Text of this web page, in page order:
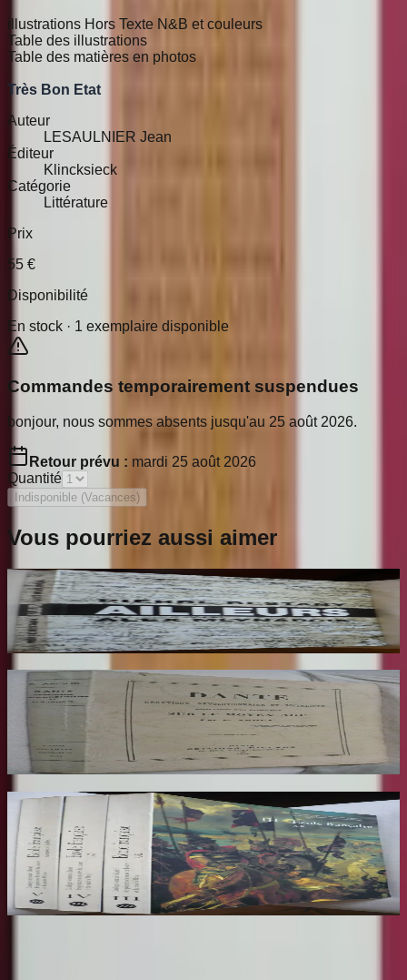
illustrations Hors Texte N&B et couleurs
Table des illustrations
Table des matières en photos
Très Bon Etat
Auteur
LESAULNIER Jean
Éditeur
Klincksieck
Catégorie
Littérature
Prix
55 €
Disponibilité
En stock · 1 exemplaire disponible
Commandes temporairement suspendues
bonjour, nous sommes absents jusqu'au 25 août 2026.
Retour prévu : mardi 25 août 2026
Quantité
Indisponible (Vacances)
Vous pourriez aussi aimer
Ailleurs
RESTANY Pierre
65€
Dante Hérétique et Révolutionnaire et
Socialiste
AROUX
€
Ecole Francaise. Catalogue Sommaire des
Peintures du Musée du Louvre et du Musée
d'Orsay. 3 Volumes : III, IV et V
COMPIN isabelle
70€